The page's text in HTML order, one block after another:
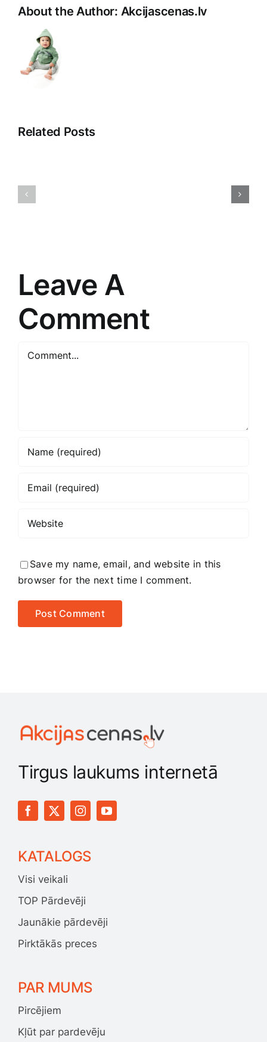
About the Author: Akcijascenas.lv
Related Posts
Ieguvumi
Leave A
Comment
Comment
Save my name, email, and website in this
browser for the next time I comment.
Tirgus laukums internetā
KATALOGS
Visi veikali
TOP Pārdevēji
Jaunākie pārdevēji
Pirktākās preces
PAR MUMS
Pircējiem
Kļūt par pardevēju